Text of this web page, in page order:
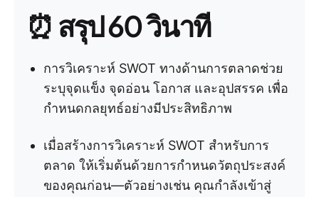
⏰ สรุป 60 วินาที
การวิเคราะห์ SWOT ทางด้านการตลาดช่วย
ระบุจุดแข็ง จุดอ่อน โอกาส และอุปสรรค เพื่อ
กำหนดกลยุทธ์อย่างมีประสิทธิภาพ
เมื่อสร้างการวิเคราะห์ SWOT สำหรับการ
ตลาด ให้เริ่มต้นด้วยการกำหนดวัตถุประสงค์
ของคุณก่อน—ตัวอย่างเช่น คุณกำลังเข้าสู่